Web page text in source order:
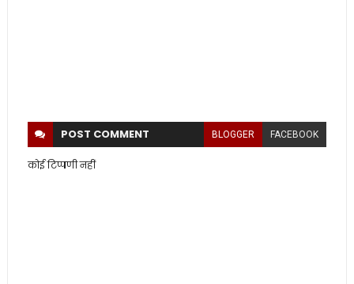
POST COMMENT BLOGGER FACEBOOK
कोई टिप्पणी नहीं